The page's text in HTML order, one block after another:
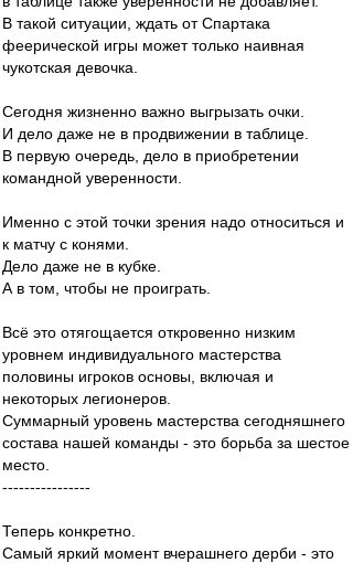
В такой ситуации, ждать от Спартака
феерической игры может только наивная
чукотская девочка.
Сегодня жизненно важно выгрызать очки.
И дело даже не в продвижении в таблице.
В первую очередь, дело в приобретении
командной уверенности.
Именно с этой точки зрения надо относиться и
к матчу с конями.
Дело даже не в кубке.
А в том, чтобы не проиграть.
Всё это отягощается откровенно низким
уровнем индивидуального мастерства
половины игроков основы, включая и
некоторых легионеров.
Суммарный уровень мастерства сегодняшнего
состава нашей команды - это борьба за шестое
место.
----------------
Теперь конкретно.
Самый яркий момент вчерашнего дерби - это